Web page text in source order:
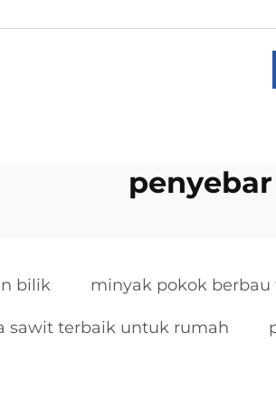
bilik minyak pokok
sawit terbaik untuk rumah